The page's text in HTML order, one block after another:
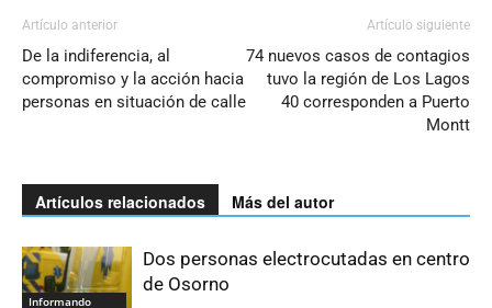
Artículo anterior
De la indiferencia, al
compromiso y la acción hacia
personas en situación de calle
Artículo siguiente
74 nuevos casos de contagios
tuvo la región de Los Lagos
40 corresponden a Puerto
Montt
Artículos relacionados Más del autor
Informando
Dos personas electrocutadas en centro
de Osorno